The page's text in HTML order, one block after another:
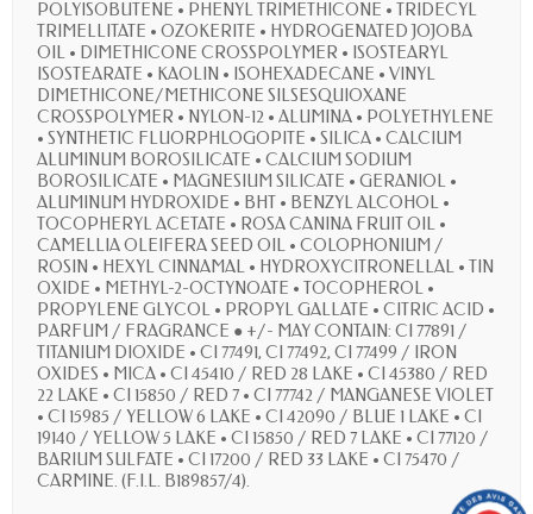
POLYISOBUTENE • PHENYL TRIMETHICONE • TRIDECYL
TRIMELLITATE • OZOKERITE • HYDROGENATED JOJOBA
OIL • DIMETHICONE CROSSPOLYMER • ISOSTEARYL
ISOSTEARATE • KAOLIN • ISOHEXADECANE • VINYL
DIMETHICONE/METHICONE SILSESQUIOXANE
CROSSPOLYMER • NYLON-12 • ALUMINA • POLYETHYLENE
• SYNTHETIC FLUORPHLOGOPITE • SILICA • CALCIUM
ALUMINUM BOROSILICATE • CALCIUM SODIUM
BOROSILICATE • MAGNESIUM SILICATE • GERANIOL •
ALUMINUM HYDROXIDE • BHT • BENZYL ALCOHOL •
TOCOPHERYL ACETATE • ROSA CANINA FRUIT OIL •
CAMELLIA OLEIFERA SEED OIL • COLOPHONIUM /
ROSIN • HEXYL CINNAMAL • HYDROXYCITRONELLAL • TIN
OXIDE • METHYL-2-OCTYNOATE • TOCOPHEROL •
PROPYLENE GLYCOL • PROPYL GALLATE • CITRIC ACID •
PARFUM / FRAGRANCE ● +/- MAY CONTAIN: CI 77891 /
TITANIUM DIOXIDE • CI 77491, CI 77492, CI 77499 / IRON
OXIDES • MICA • CI 45410 / RED 28 LAKE • CI 45380 / RED
22 LAKE • CI 15850 / RED 7 • CI 77742 / MANGANESE VIOLET
• CI 15985 / YELLOW 6 LAKE • CI 42090 / BLUE 1 LAKE • CI
19140 / YELLOW 5 LAKE • CI 15850 / RED 7 LAKE • CI 77120 /
BARIUM SULFATE • CI 17200 / RED 33 LAKE • CI 75470 /
CARMINE. (F.I.L. B189857/4).